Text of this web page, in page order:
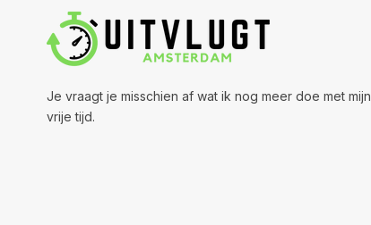
Je vraagt je misschien af wat ik nog meer doe met mijn
vrije tijd.